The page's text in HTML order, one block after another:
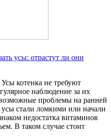
усы: отрастут ли они
Усы котенка не требуют
наблюдение за их
проблемы на ранней
стали ломкими или начали
недостатка витаминов
В таком случае стоит